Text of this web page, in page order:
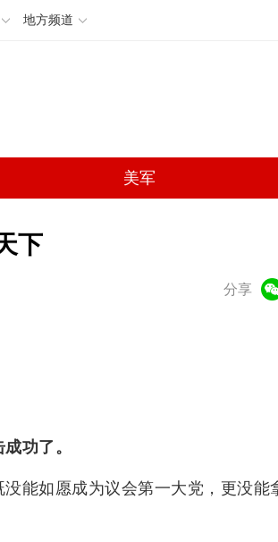
地方频道
美军
下
分享
微博
功了。
能如愿成为议会第一大党，更没能